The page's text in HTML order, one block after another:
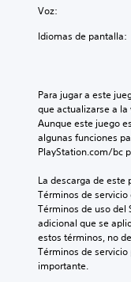
Voz:
Idiomas de pantalla:
Para jugar a este
que actualizarse a
Aunque este juego
algunas funciones
PlayStation.com/bc
La descarga de este
Términos de
Términos de uso del
adicional que se
estos términos, no
Términos de
importante.